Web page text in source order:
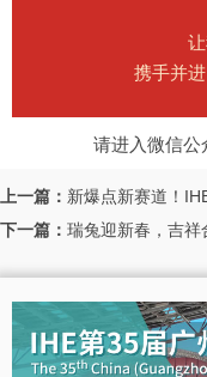
携手并
请进入微信公
上一篇： 新爆点新赛道！
下一篇： 瑞兔迎新春，吉祥